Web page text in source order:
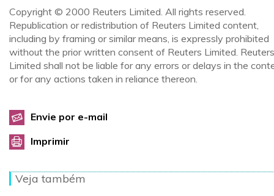
Copyright © 2000 Reuters Limited. All rights reserved.
Republication or redistribution of Reuters Limited content,
including by framing or similar means, is expressly prohibited
without the prior written consent of Reuters Limited. Reuters
Limited shall not be liable for any errors or delays in the
or for any actions taken in reliance thereon.
Envie por e-mail
Imprimir
Veja também